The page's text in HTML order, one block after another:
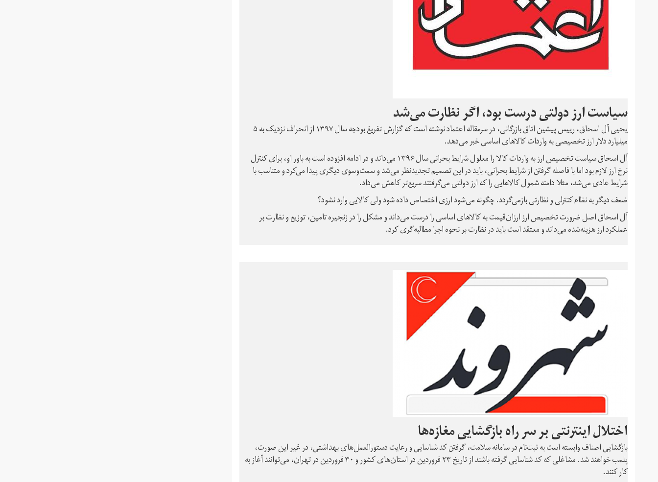
سیاست ارز دولتی درست بود، اگر نظارت می‌شد
یحیی آل اسحاق، رییس پیشین اتاق بازرگانی، در سرمقاله اعتماد نوشته است که گزارش تفریغ بودجه سال ۱۳۹۷ از انحراف نزدیک به ۵
میلیارد دلار ارز تخصیصی به واردات کالاهای اساسی خبر می‌دهد.
آل اسحاق سیاست تخصیص ارز به واردات کالا را معلول شرایط بحرانی سال ۱۳۹۶ می‌داند و در ادامه افزوده است به باور او، برای کنترل
نرخ ارز لازم بود اما با فاصله گرفتن از شرایط بحرانی، باید در این تصمیم تجدیدنظر می‌شد و سمت‌و‌سوی دیگری پیدا می‌کرد و متناسب با
شرایط عادی می‌شد، مثلا دامنه شمول کالاهایی را که ارز دولتی می‌گرفتند سریع‌تر کاهش می‌داد.
ضعف دیگر به نظام کنترلی و نظارتی بازمی‌گردد. چگونه می‌شود ارزی اختصاص داده شود ولی کالایی وارد نشود؟
آل اسحاق اصل ضرورت تخصیص ارز ارزان‌قیمت به کالاهای اساسی را درست می‌داند و مشکل را در زنجیره تامین، توزیع و نظارت بر
عملکرد ارز هزینه‌شده می‌داند و معتقد است باید در نظارت بر نحوه اجرا مطالبه‌گری کرد.
اختلال اینترنتی بر سر راه بازگشایی مغازه‌ها
بازگشایی اصناف وابسته است به ثبت‌نام در سامانه سلامت، گرفتن کد شناسایی و رعایت دستورالعمل‌های بهداشتی، در غیر این صورت،
پلمب خواهند شد. مشاغلی که کد شناسایی گرفته باشند از تاریخ ۲۳ فروردین در استان‌های کشور و ۳۰ فروردین در تهران، می‌توانند آغاز به
کار کنند.